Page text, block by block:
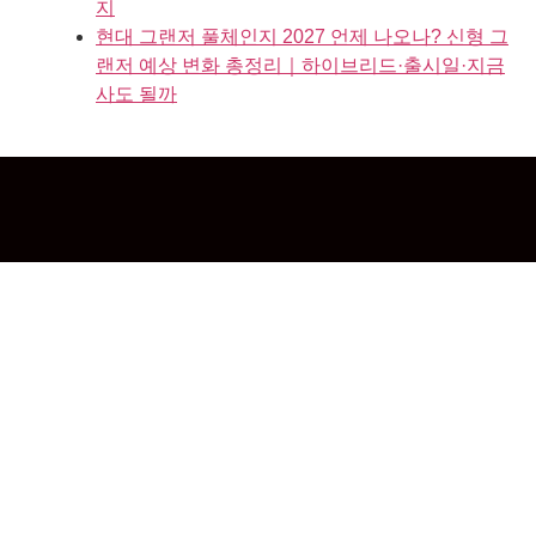
지
현대 그랜저 풀체인지 2027 언제 나오나? 신형 그
랜저 예상 변화 총정리｜하이브리드·출시일·지금
사도 될까